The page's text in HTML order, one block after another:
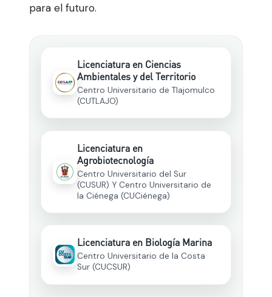
para el futuro.
Licenciatura en Ciencias
Ambientales y del Territorio
Centro Universitario de Tlajomulco
(CUTLAJO)
Licenciatura en
Agrobiotecnología
Centro Universitario del Sur
(CUSUR) Y Centro Universitario de
la Ciénega (CUCiénega)
Licenciatura en Biología Marina
Centro Universitario de la Costa
Sur (CUCSUR)